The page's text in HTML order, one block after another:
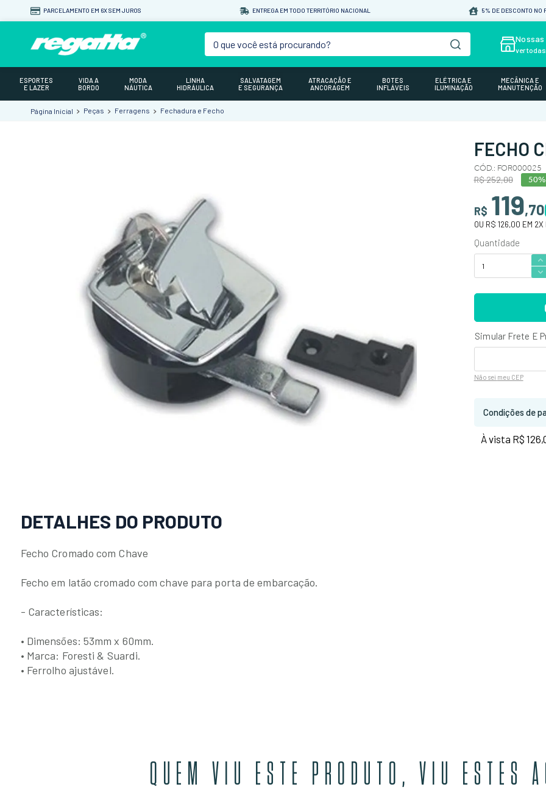
PARCELAMENTO EM 6X SEM JUROS ENTREGA EM TODO TERRITÓRIO NACIONAL 5% DE DESCONTO NO
O que você está procurando? Nossas
ver todas
ESPORTES
E LAZER
VIDA A
BORDO
MODA
NÁUTICA
LINHA
HIDRÁULICA
SALVATAGEM
E SEGURANÇA
ATRACAÇÃO E
ANCORAGEM
BOTES
INFLÁVEIS
ELÉTRICA E
ILUMINAÇÃO
MECÂNICA E
MANUTENÇÃO
Peças Ferragens Fechadura e Fecho
DETALHES DO PRODUTO
Fecho Cromado com Chave
Fecho em latão cromado com chave para porta de embarcação.
- Características:
• Dimensões: 53mm x 60mm.
• Marca: Foresti & Suardi.
• Ferrolho ajustável.
FECHO
CÓD.: FOR000025
R$252,00 50%
R$ 119,70
OU R$ 126,00 EM 2X
Não sei meu CEP
Condições de
À vista R$
QUEM VIU ESTE PRODUTO, VIU ESTES